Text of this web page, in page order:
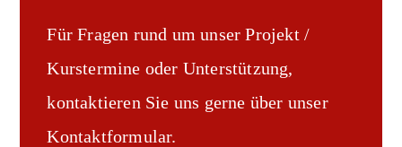
Für Fragen rund um unser Projekt /
Kurstermine oder Unterstützung,
kontaktieren Sie uns gerne über unser
Kontaktformular.